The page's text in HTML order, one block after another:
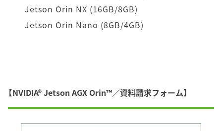
Jetson Orin NX (16GB/8GB)
Jetson Orin Nano (8GB/4GB)
【NVIDIA® Jetson AGX Orin™／資料請求フォーム】